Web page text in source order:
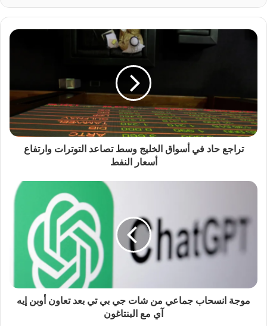
تراجع حاد في أسواق الخليج وسط تصاعد التوترات وارتفاع
أسعار النفط
موجة انسحاب جماعي من شات جي بي تي بعد تعاون أوبن إيه
آي مع البنتاغون